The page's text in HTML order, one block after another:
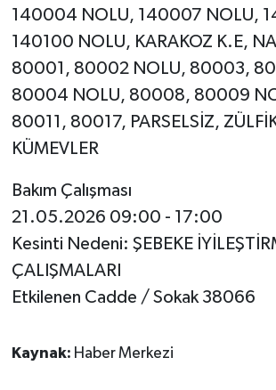
140004 NOLU, 140007 NOLU,
140100 NOLU, KARAKOZ K.E,
80001, 80002 NOLU, 80003,
80004 NOLU, 80008, 80009
80011, 80017, PARSELSİZ,
KÜMEVLER
Bakım Çalışması
21.05.2026 09:00 - 17:00
Kesinti Nedeni: ŞEBEKE
ÇALIŞMALARI
Etkilenen Cadde / Sokak 38066
Kaynak: Haber Merkezi